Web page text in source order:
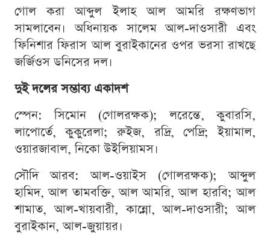
গোল করা আব্দুল ইলাহ আল আমরি রক্ষণভাগ
সামলাবেন। অধিনায়ক সালেম আল-দাওসারী এবং
ফিনিশার ফিরাস আল বুরাইকানের ওপর ভরসা রাখছে
জর্জিওস ডনিসের দল।
দুই দলের সম্ভাব্য একাদশ
স্পেন: সিমোন (গোলরক্ষক); লরেন্তে, কুবারসি,
লাপোর্তে, কুকুরেলা; রুইজ, রদ্রি, পেদ্রি; ইয়ামাল,
ওয়ারজাবাল, নিকো উইলিয়ামস।
সৌদি আরব: আল-ওয়াইস (গোলরক্ষক); আব্দুল
হামিদ, আল তামবক্তি, আল আমরি, আল হারবি; আল
শামাত, আল-খায়বারী, কান্নো, আল-দাওসারী; আল
বুরাইকান, আল-জুয়ায়র।